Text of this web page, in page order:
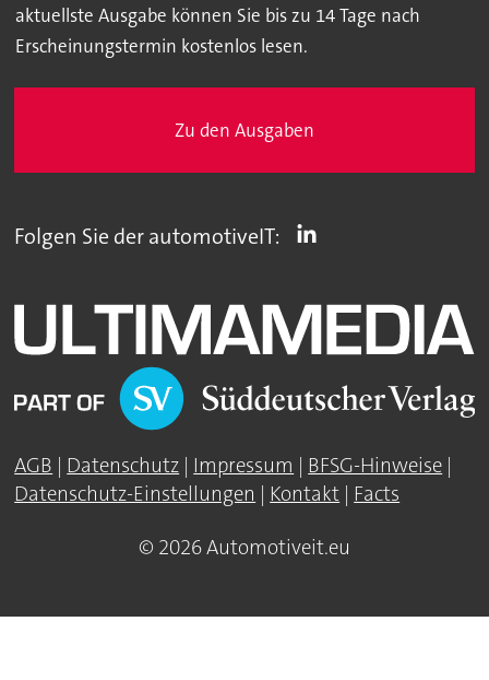
aktuellste Ausgabe können Sie bis zu 14 Tage nach
Erscheinungstermin kostenlos lesen.
Zu den Ausgaben
Folgen Sie der automotiveIT:
AGB | Datenschutz | Impressum | BFSG-Hinweise |
Datenschutz-Einstellungen | Kontakt | Facts
© 2026 Automotiveit.eu